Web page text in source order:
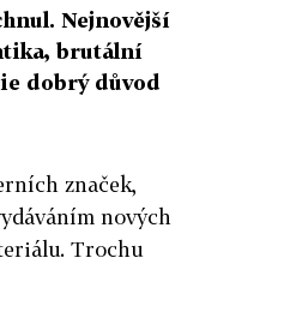
Nejnovější
brutální
dobrý důvod
značek,
nových
Trochu